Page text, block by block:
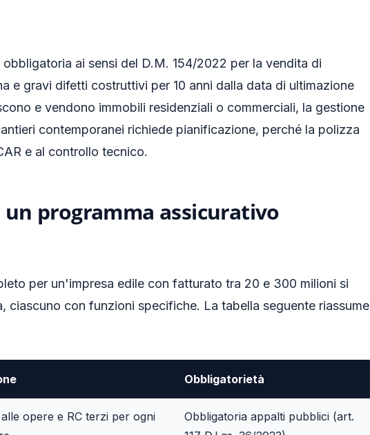
obbligatoria ai sensi del D.M. 154/2022 per la vendita di
e gravi difetti costruttivi per 10 anni dalla data di ultimazione
e vendono immobili residenziali o commerciali, la gestione
contemporanei richiede pianificazione, perché la polizza
e al controllo tecnico.
programma assicurativo
per un'impresa edile con fatturato tra 20 e 300 milioni si
ciascuno con funzioni specifiche. La tabella seguente riassume
Obbligatorietà
opere e RC terzi per ogni
Obbligatoria appalti pubblici (art.